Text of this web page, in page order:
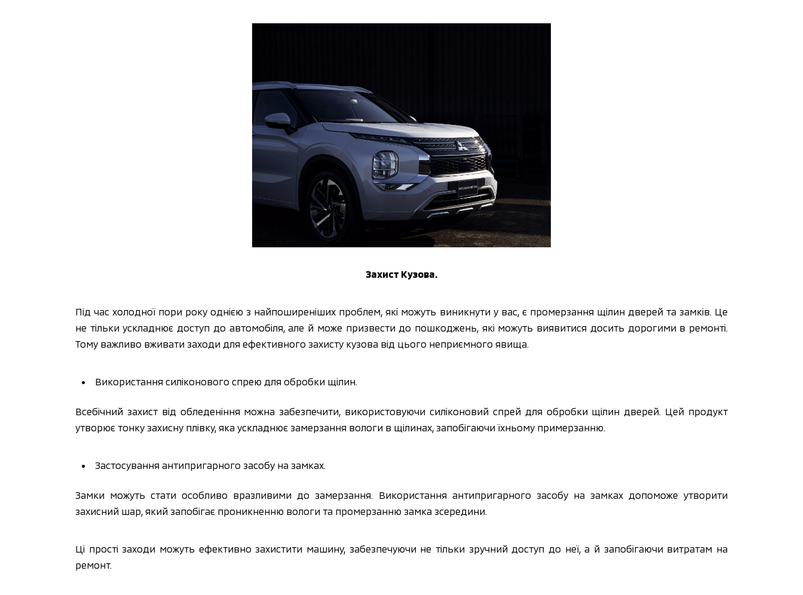
Захист Кузова.
Під час холодної пори року однією з найпоширеніших проблем, які можуть виникнути у вас, є промерзання щілин дверей та замків. Це
не тільки ускладнює доступ до автомобіля, але й може призвести до пошкоджень, які можуть виявитися досить дорогими в ремонті.
Тому важливо вживати заходи для ефективного захисту кузова від цього неприємного явища.
Використання силіконового спрею для обробки щілин.
Всебічний захист від обледеніння можна забезпечити, використовуючи силіконовий спрей для обробки щілин дверей. Цей продукт
утворює тонку захисну плівку, яка ускладнює замерзання вологи в щілинах, запобігаючи їхньому примерзанню.
Застосування антипригарного засобу на замках.
Замки можуть стати особливо вразливими до замерзання. Використання антипригарного засобу на замках допоможе утворити
захисний шар, який запобігає проникненню вологи та промерзанню замка зсередини.
Ці прості заходи можуть ефективно захистити машину, забезпечуючи не тільки зручний доступ до неї, а й запобігаючи витратам на
ремонт.